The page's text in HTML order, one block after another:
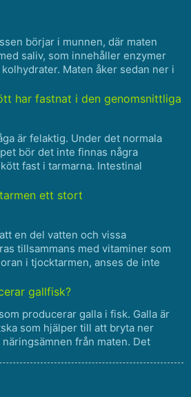
av enzymer för att
börjar i munnen, där maten
saliv, som innehåller enzymer
Maten åker sedan ner i
Den delvis smälta maten
har fastnat i den genomsnittliga
är felaktig. Under det normala
bör det inte finnas några
fast i tarmarna. Intestinal
eller hinder, men det är int......
ett stort
en del vatten och vissa
tillsammans med vitaminer som
i tjocktarmen, anses de inte
avfallsprodukter:Tjocktarmens
gallfisk?
producerar galla i fisk. Galla är
som hjälper till att bryta ner
från maten. Det